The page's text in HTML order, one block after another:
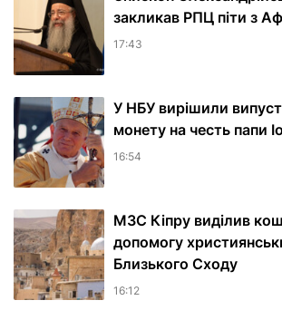
закликав РПЦ піти з
17:43
У НБУ вирішили
монету на честь папи
16:54
МЗС Кіпру виділив
допомогу
Близького Сходу
16:12